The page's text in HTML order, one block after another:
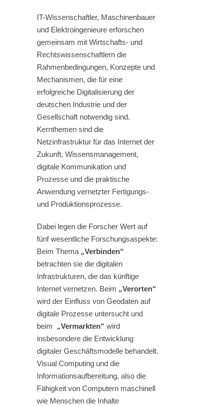
IT-Wissenschaftler, Maschinenbauer
und Elektroingenieure erforschen
gemeinsam mit Wirtschafts- und
Rechtswissenschaftlern die
Rahmenbedingungen, Konzepte und
Mechanismen, die für eine
erfolgreiche Digitalisierung der
deutschen Industrie und der
Gesellschaft notwendig sind.
Kernthemen sind die
Netzinfrastruktur für das Internet der
Zukunft, Wissensmanagement,
digitale Kommunikation und
Prozesse und die praktische
Anwendung vernetzter Fertigungs-
und Produktionsprozesse.
Dabei legen die Forscher Wert auf
fünf wesentliche Forschungsaspekte:
Beim Thema „Verbinden“
betrachten sie die digitalen
Infrastrukturen, die das künftige
Internet vernetzen. Beim „Verorten“
wird der Einfluss von Geodaten auf
digitale Prozesse untersucht und
beim „Vermarkten“ wird
insbesondere die Entwicklung
digitaler Geschäftsmodelle behandelt.
Visual Computing und die
Informationsaufbereitung, also die
Fähigkeit von Computern maschinell
wie Menschen die Inhalte